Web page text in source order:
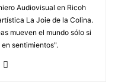
Audiovisual en Ricoh
La Joie de la Colina.
mueven el mundo sólo si
sentimientos".